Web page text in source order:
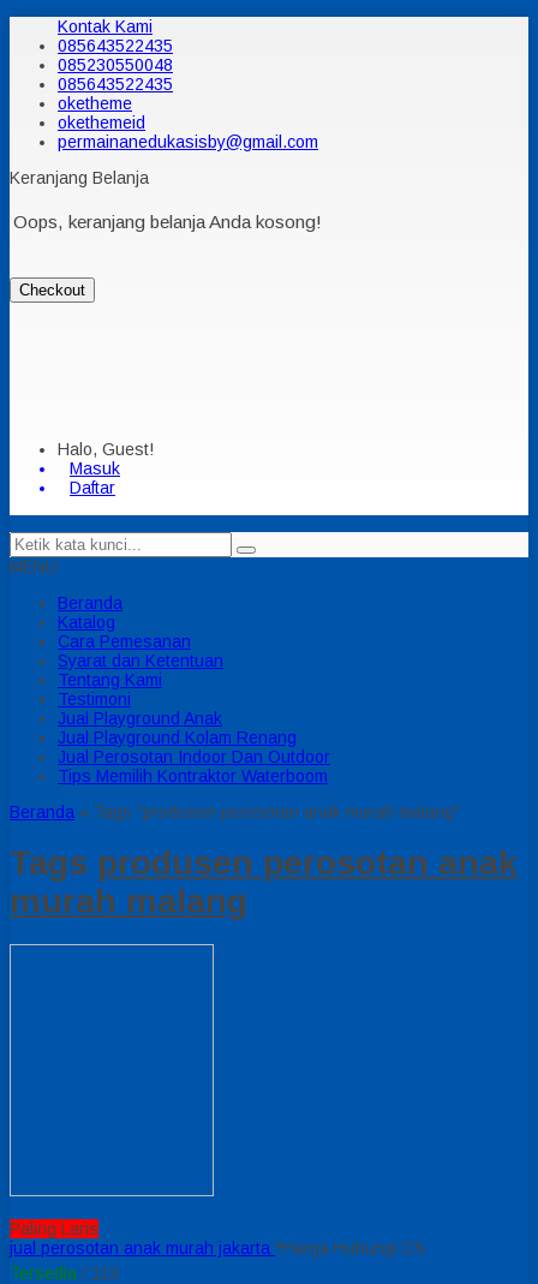
Kontak Kami
085643522435
085230550048
085643522435
oketheme
okethemeid
permainanedukasisby@gmail.com
Keranjang Belanja
Oops, keranjang belanja Anda kosong!
Checkout
Halo, Guest!
Masuk
Daftar
MENU
Beranda
Katalog
Cara Pemesanan
Syarat dan Ketentuan
Tentang Kami
Testimoni
Jual Playground Anak
Jual Playground Kolam Renang
Jual Perosotan Indoor Dan Outdoor
Tips Memilih Kontraktor Waterboom
Beranda » Tags "produsen perosotan anak murah malang"
Tags produsen perosotan anak
murah malang
Paling Laris
jual perosotan anak murah jakarta *Harga Hubungi CS
Tersedia / 113